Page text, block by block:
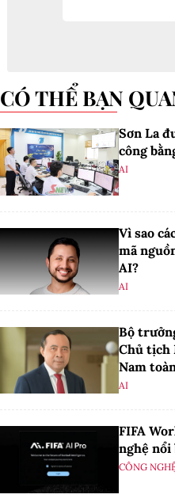
CÓ THỂ BẠN
Sơn La
công
AI
Vì sao
mã
AI?
AI
Bộ
Chủ tịch
Nam
AI
FIFA
nghệ nổi
CÔNG